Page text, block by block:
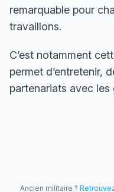
remarquable pour
travaillons.
C’est notamment
permet d’entretenir,
partenariats avec les
Ancien militaire ?